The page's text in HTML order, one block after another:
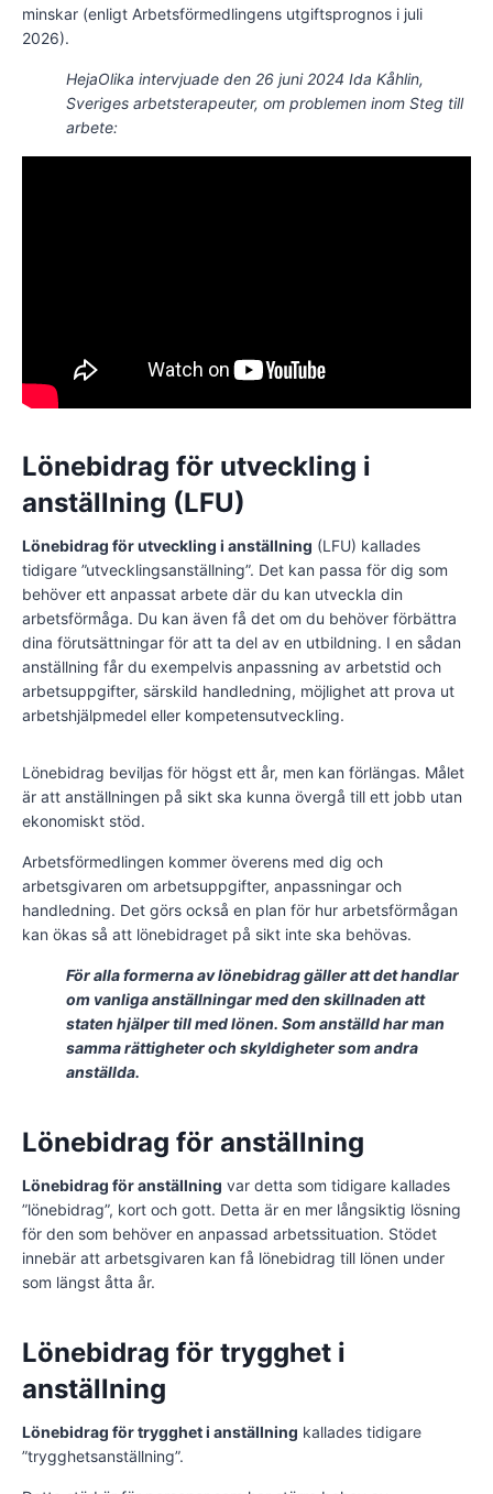
minskar (enligt Arbetsförmedlingens utgiftsprognos i juli
2026).
HejaOlika intervjuade den 26 juni 2024 Ida Kåhlin,
Sveriges arbetsterapeuter, om problemen inom Steg till
arbete:
Lönebidrag för utveckling i
anställning (LFU)
Lönebidrag för utveckling i anställning (LFU) kallades
tidigare ”utvecklingsanställning”. Det kan passa för dig som
behöver ett anpassat arbete där du kan utveckla din
arbetsförmåga. Du kan även få det om du behöver förbättra
dina förutsättningar för att ta del av en utbildning. I en sådan
anställning får du exempelvis anpassning av arbetstid och
arbetsuppgifter, särskild handledning, möjlighet att prova ut
arbetshjälpmedel eller kompetensutveckling.
Lönebidrag beviljas för högst ett år, men kan förlängas. Målet
är att anställningen på sikt ska kunna övergå till ett jobb utan
ekonomiskt stöd.
Arbetsförmedlingen kommer överens med dig och
arbetsgivaren om arbetsuppgifter, anpassningar och
handledning. Det görs också en plan för hur arbetsförmågan
kan ökas så att lönebidraget på sikt inte ska behövas.
För alla formerna av lönebidrag gäller att det handlar
om vanliga anställningar med den skillnaden att
staten hjälper till med lönen. Som anställd har man
samma rättigheter och skyldigheter som andra
anställda.
Lönebidrag för anställning
Lönebidrag för anställning var detta som tidigare kallades
”lönebidrag”, kort och gott. Detta är en mer långsiktig lösning
för den som behöver en anpassad arbetssituation. Stödet
innebär att arbetsgivaren kan få lönebidrag till lönen under
som längst åtta år.
Lönebidrag för trygghet i
anställning
Lönebidrag för trygghet i anställning kallades tidigare
”trygghetsanställning”.